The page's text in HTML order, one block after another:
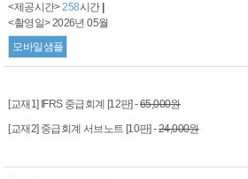
<제공시간>258시간
<촬영일> 2026년 05월
모바일샘플
[교재1] IFRS 중급회계 [12판] -65,000원
[교재2] 중급회계 서브노트 [10판] -24,000원